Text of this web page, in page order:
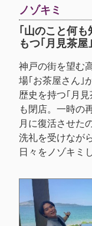
ノゾキミ
｢山のこと何
もつ｢月見茶
神戸の街を望む
場｢お茶屋さん｣
歴史を持つ｢月
も閉店。一時の
月に復活させた
洗礼を受けなが
日々をノゾキミ